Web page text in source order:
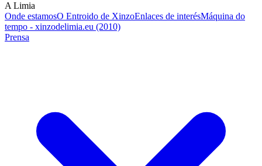
A Limia
Onde estamosO Entroido de XinzoEnlaces de interésMáquina do
tempo - xinzodelimia.eu (2010)
Prensa